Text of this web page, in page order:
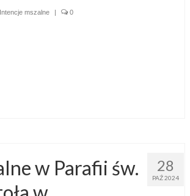
Intencje mszalne | 0
28
PAŹ 2024
w Parafii św.